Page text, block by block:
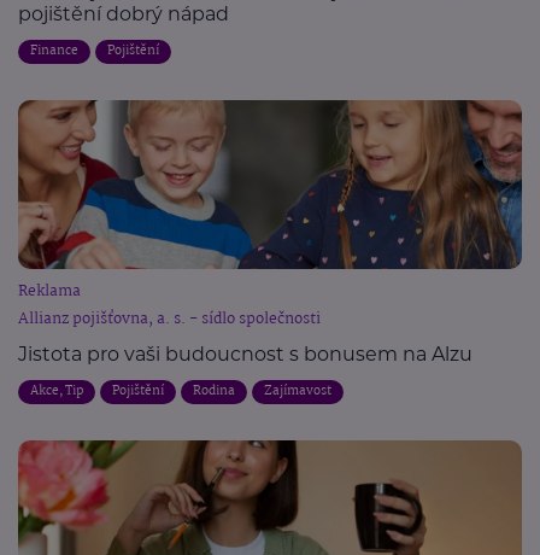
pojištění dobrý nápad
Finance Pojištění
Reklama
Allianz pojišťovna, a. s. - sídlo společnosti
Jistota pro vaši budoucnost s bonusem na Alzu
Akce, Tip Pojištění Rodina Zajímavost